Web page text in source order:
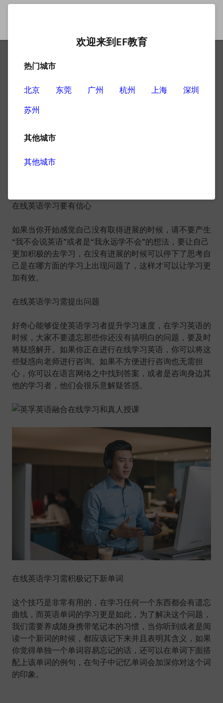
成人英语培训经验分析，让
你更好学英语
但是在真正开始学习的时候，往往会出现口语说不出来、
写作出现大量错误的情况，这里成人英语培训就为大家分
析经验，总结学习英语的方法。
在线英语学习要有信心
如果当你开始感觉自己没有取得进展的时候，请不要产生
“我不会说英语”或者是“我永远学不会”的想法，要让自己
更加积极的去学习，在没有进展的时候可以停下了思考自
己是在哪方面的学习上出现问题了，这样才可以让学习更
加有效。
在线英语学习需提出问题
好奇心能够促使英语学习者提升学习速度，在学习英语的
时候，大家不要遗忘那些你还没有搞明白的问题，要及时
将疑惑解开。如果你正在进行在线学习英语，你可以将这
些疑惑向老师进行咨询。如果不方便进行咨询也无需担
心，你可以在语言网络之中找到答案，或者是咨询身边其
他的学习者，他们会很乐意解疑答惑。
在线英语学习需积极记下新单词
这个技巧是非常有用的，在学习任何一个东西都会有遗忘
曲线，而英语单词的学习更是如此，为了解决这个问题，
我们需要养成随身携带笔记本的习惯，当你听到或者是阅
读一个新词的时候，都应该记下来并且表明其含义，如果
你觉得单独一个单词容易忘记的话，还可以在单词下面搭
配上该单词的例句，在句子中记忆单词会加深你对这个词
的印象。
欢迎来到EF教育
热门城市
北京 东莞 广州 杭州 上海
深圳
苏州
其他城市
其他城市